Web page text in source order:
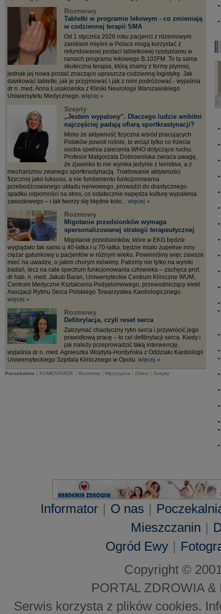
Rozmowy
Tabletki w programie lekowym - co zmieniają
w codziennej terapii SMA
Od 1 stycznia 2026 roku pacjenci z rdzeniowym
zanikiem mięśni w Polsce mogą korzystać z
refundowanej postaci tabletkowej rysdyplamu w
ramach programu lekowego B.102FM. To ta sama
skuteczna terapia, którą znamy z formy płynnej,
jednak jej nowa postać znacząco upraszcza codzienną logistykę. Jak
dawkować tabletki, jak je przyjmować i jak z nimi podróżować - wyjaśnia
dr n. med. Anna Łusakowska z Kliniki Neurologii Warszawskiego
Uniwersytetu Medycznego. więcej »
Szepty
„Jestem wypalony”. Dlaczego ludzie ambitni
najczęściej padają ofiarą sportkrastynacji?
Mimo że aktywność fizyczna wśród pracujących
Polaków powoli rośnie, to wciąż tylko co trzecia
osoba spełnia zalecenia WHO dotyczące ruchu.
Profesor Małgorzata Dobrowolska zwraca uwagę,
że zjawisko to nie wynika jedynie z lenistwa, a z
mechanizmu zwanego sportkrastynacją. Traktowanie aktywności
fizycznej jako luksusu, a nie fundamentu funkcjonowania
przebodźcowanego układu nerwowego, prowadzi do drastycznego
spadku odporności na stres, co ostatecznie napędza kulturę wypalenia
zawodowego – i tak tworzy się błędne koło... więcej »
Rozmowy
Migotanie przedsionków wymaga
spersonalizowanej strategii terapeutycznej
Migotanie przedsionków, które w EKG będzie
wyglądało tak samo u 40-latka i u 70-latka, będzie miało zupełnie inny
ciężar gatunkowy u pacjentów w różnym wieku. Powinniśmy więc zawsze
mieć na uwadze, o jakim chorym mówimy. Patrzmy nie tylko na wyniki
badań, lecz na całe spectrum funkcjonowania człowieka – zachęca prof.
dr hab. n. med. Jakub Baran, Uniwersyteckie Centrum Kliniczne WUM,
Centrum Medyczne Kształcenia Podyplomowego, przewodniczący elekt
Asocjacji Rytmu Serca Polskiego Towarzystwa Kardiologicznego.
więcej »
Rozmowy
Defibrylacja, czyli reset serca
Zatrzymać chaotyczny rytm serca i przywrócić jego
prawidłową pracę – to cel defibrylacji serca. Kiedy i
jak należy przeprowadzić taką interwencję,
wyjaśnia dr n. med. Agnieszka Wojdyła-Hordyńska z Oddziału Kardiologii
Uniwersyteckiego Szpitala Klinicznego w Opolu. więcej »
Poczekalnia | KOMENTARZE | Rozmowy | Mężczyzna | Dzieci | Szepty
Informator | O nas |
Mieszczanin |
Ogród Ewy |
Copyright ©
PORTAL ZDROWIA
Serwis korzysta z plików cookies.